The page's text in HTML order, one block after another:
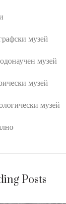
музей
музей
музей
музей
Posts